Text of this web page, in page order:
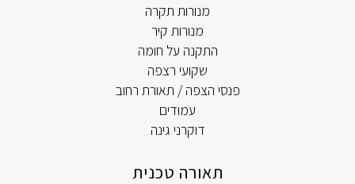
מנורות תקרה
מנורות קיר
התקנה על חומה
שקועי רצפה
פנסי הצפה / תאורת רחוב
עמודים
דוקרני גינה
תאורה טכנית